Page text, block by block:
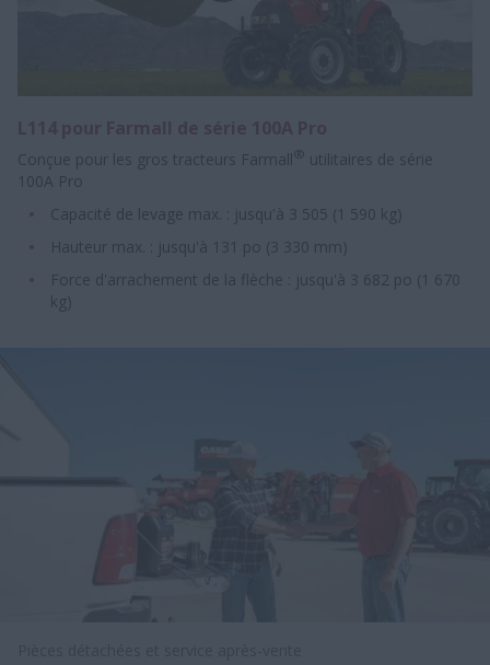
Conçue pour les gros tracteurs Farmall ®
utilitaires de série
100A Pro
Capacité de levage max. : jusqu'à 3 505 (1 590 kg)
Hauteur max. : jusqu'à 131 po (3 330 mm)
Force d'arrachement de la flèche : jusqu'à 3 682 po (1 670
kg)